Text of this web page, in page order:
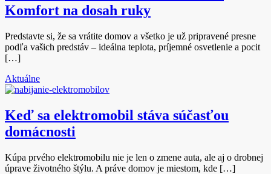
Komfort na dosah ruky
Predstavte si, že sa vrátite domov a všetko je už pripravené presne
podľa vašich predstáv – ideálna teplota, príjemné osvetlenie a pocit
[…]
Aktuálne
Keď sa elektromobil stáva súčasťou
domácnosti
Kúpa prvého elektromobilu nie je len o zmene auta, ale aj o drobnej
úprave životného štýlu. A práve domov je miestom, kde […]